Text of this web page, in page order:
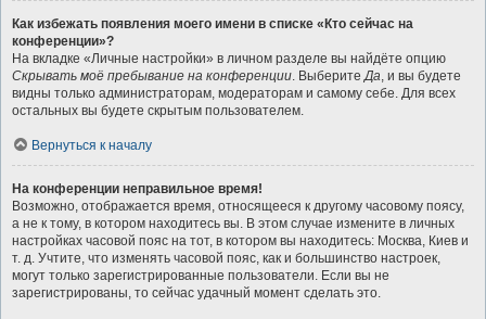
Как избежать появления моего имени в списке «Кто сейчас на
конференции»?
На вкладке «Личные настройки» в личном разделе вы найдёте опцию
Скрывать моё пребывание на конференции. ВыберитеДа, и вы будете
видны только администраторам, модераторам и самому себе. Для всех
остальных вы будете скрытым пользователем.
Вернуться к началу
На конференции неправильное время!
Возможно, отображается время, относящееся к другому часовому поясу,
а не к тому, в котором находитесь вы. В этом случае измените в личных
настройках часовой пояс на тот, в котором вы находитесь: Москва, Киев и
т. д. Учтите, что изменять часовой пояс, как и большинство настроек,
могут только зарегистрированные пользователи. Если вы не
зарегистрированы, то сейчас удачный момент сделать это.